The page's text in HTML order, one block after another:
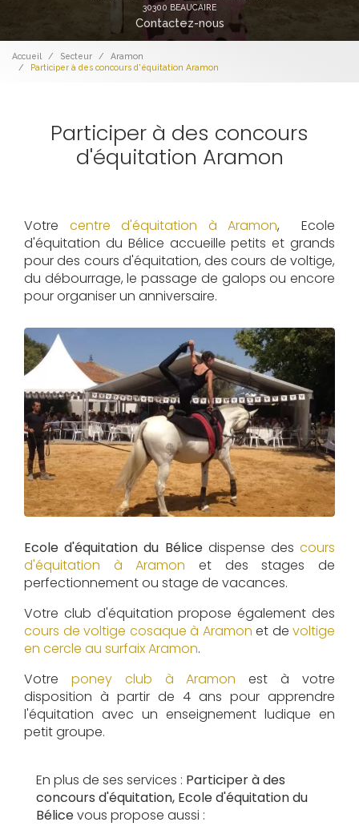
30300 BEAUCAIRE
Contactez-nous
Accueil Secteur
Aramon
Participer à des concours d'équitation Aramon
Participer à des concours
d'équitation Aramon
Votre centre d'équitation à Aramon, Ecole
d'équitation du Bélice accueille petits et grands
pour des cours d'équitation, des cours de voltige,
du débourrage, le passage de galops ou encore
pour organiser un anniversaire.
Ecole d'équitation du Bélicedispense des cours
d'équitation àAramon et des stages de
perfectionnement ou stage de vacances.
Votre club d'équitation propose également des
cours de voltige cosaque à Aramon et de voltige
en cercle au surfaixAramon.
Votre poney club à Aramon est à votre
disposition à partir de 4 ans pour apprendre
l'équitation avec un enseignement ludique en
petit groupe.
En plus de ses services : Participer à des
concours d'équitation, Ecole d'équitation du
Bélicevous propose aussi :